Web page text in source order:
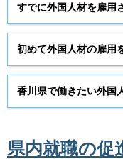
すでに外国人材を雇用
初めて外国人材の雇用
香川県で働きたい外国
県内就職の促